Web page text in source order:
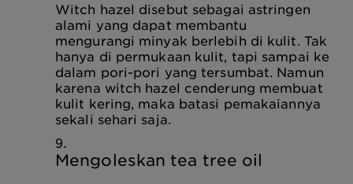
Witch hazel disebut sebagai astringen
alami yang dapat membantu
mengurangi minyak berlebih di kulit. Tak
hanya di permukaan kulit, tapi sampai ke
dalam pori-pori yang tersumbat. Namun
karena witch hazel cenderung membuat
kulit kering, maka batasi pemakaiannya
sekali sehari saja.
Mengoleskan tea tree oil